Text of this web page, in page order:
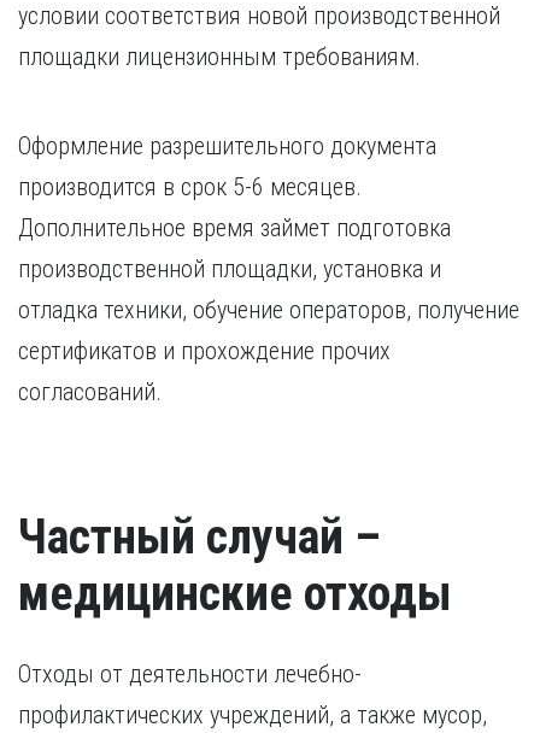
условии соответствия новой производственной
площадки лицензионным требованиям.
Оформление разрешительного документа
производится в срок 5-6 месяцев.
Дополнительное время займет подготовка
производственной площадки, установка и
отладка техники, обучение операторов, получение
сертификатов и прохождение прочих
согласований.
Частный случай –
медицинские отходы
Отходы от деятельности лечебно-
профилактических учреждений, а также мусор,